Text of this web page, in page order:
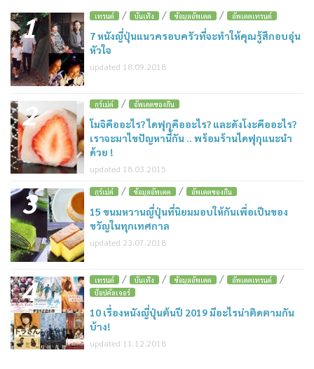
1 เทรนด์ / บันเทิง / ข้อมูลอัพเดต / อัพเดตเทรนด์
7 หนังญี่ปุ่นแนวครอบครัวที่จะทำให้คุณรู้สึกอบอุ่น
หัวใจ
updated 18.09.2018
2 กูร์เม่ต์ / อัพเดตของกิน
โมจิคืออะไร? ไดฟุกุคืออะไร? และดังโงะคืออะไร?
เราจะมาไขปัญหานี้กัน .. พร้อมร้านไดฟุกุแนะนำ
ด้วย !
updated 18.03.2015
3 กูร์เม่ต์ / ข้อมูลอัพเดต / อัพเดตของกิน
15 ขนมหวานญี่ปุ่นที่นิยมมอบให้กันเพื่อเป็นของ
ขวัญในทุกเทศกาล
updated 23.07.2018
4 เทรนด์ / บันเทิง / ข้อมูลอัพเดต / อัพเดตเทรนด์ /
ป๊อปคัลเจอร์
10 เรื่องหนังญี่ปุ่นต้นปี 2019 มีอะไรน่าติดตามกัน
บ้าง!
updated 11.12.2018